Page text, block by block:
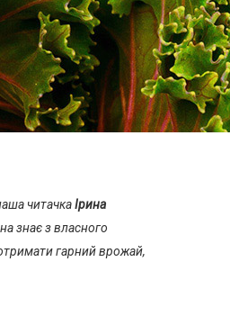
читачкаІрина
знає з власного
гарний врожай,